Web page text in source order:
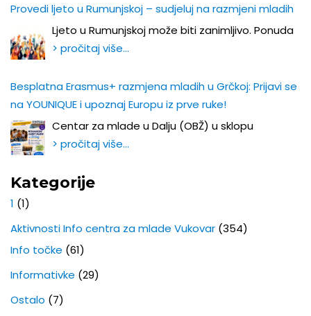
Provedi ljeto u Rumunjskoj – sudjeluj na razmjeni mladih
Ljeto u Rumunjskoj može biti zanimljivo. Ponuda
> pročitaj više…
Besplatna Erasmus+ razmjena mladih u Grčkoj: Prijavi se
na YOUNIQUE i upoznaj Europu iz prve ruke!
Centar za mlade u Dalju (OBŽ) u sklopu
> pročitaj više…
Kategorije
1 (1)
Aktivnosti Info centra za mlade Vukovar (354)
Info točke (61)
Informativke (29)
Ostalo (7)